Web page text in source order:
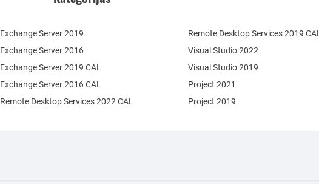
Exchange Server 2019
Exchange Server 2016
Remote Desktop Services 2022 CAL
Remote Desktop Services 2019 CAL
Exchange Server 2019 CAL
Exchange Server 2016 CAL
Visual Studio 2022
Visual Studio 2019
Project 2021
Project 2019